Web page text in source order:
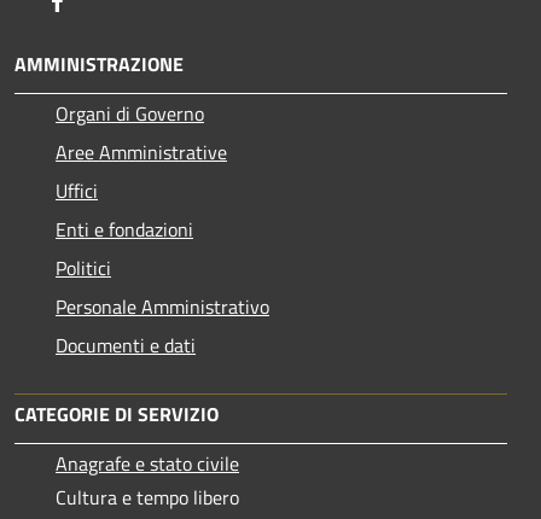
AMMINISTRAZIONE
Organi di Governo
Aree Amministrative
Uffici
Enti e fondazioni
Politici
Personale Amministrativo
Documenti e dati
CATEGORIE DI SERVIZIO
Anagrafe e stato civile
Cultura e tempo libero